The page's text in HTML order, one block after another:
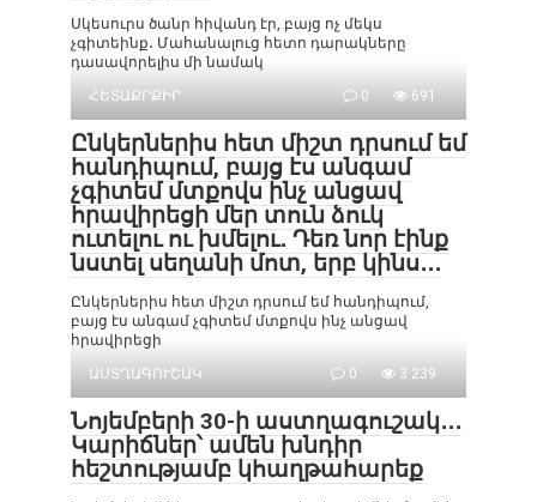
Սկեսուրս ծանր հիվանդ էր, բայց ոչ մեկս
չգիտեինք․ Մահանալուց հետո դարակները
դասավորելիս մի նամակ
ՀԵՏԱՔՐՔԻՐ
0 691
Ընկերներիս հետ միշտ դրսում եմ
հանդիպում, բայց էս անգամ
չգիտեմ մտքովս ինչ անցավ
հրավիրեցի մեր տուն ձուկ
ուտելու ու խմելու․ Դեռ նոր էինք
նստել սեղանի մոտ, երբ կինս․․․
Ընկերներիս հետ միշտ դրսում եմ հանդիպում,
բայց էս անգամ չգիտեմ մտքովս ինչ անցավ
հրավիրեցի
ԱՍՏՂԱԳՈՒՇԱԿ
0 3 239
Նոյեմբերի 30-ի աստղագուշակ․․․
Կարիճներ՝ ամեն խնդիր
հեշտությամբ կհաղթահարեք